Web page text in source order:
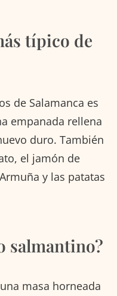
típico de
de Salamanca es
empanada rellena
duro. También
el jamón de
y las patatas
salmantino?
masa horneada